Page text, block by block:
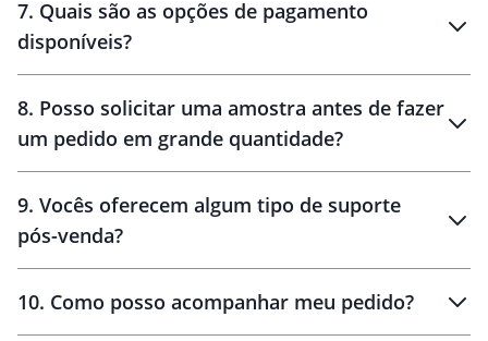
10 dias
brinde
48 horas
7. Quais são as opções de pagamento
disponíveis?
8. Posso solicitar uma amostra antes de fazer
um pedido em grande quantidade?
amostras
9. Vocês oferecem algum tipo de suporte
pós-venda?
10. Como posso acompanhar meu pedido?